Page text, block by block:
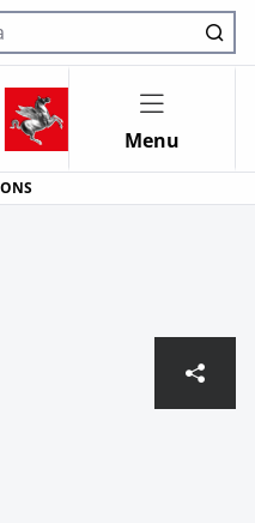
sito
Menu